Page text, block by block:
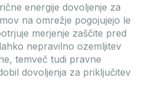
energije dovoljenje za
na omrežje pogojujejo le
merjenje zaščite pred
nepravilno ozemljitev
temveč tudi pravne
dovoljenja za priključitev